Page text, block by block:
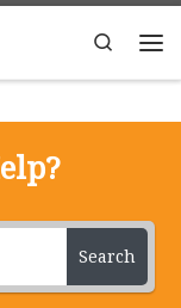
Search
Search